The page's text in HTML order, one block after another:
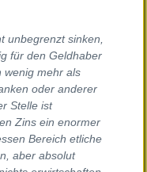
unbegrenzt sinken,
für den Geldhaber
wenig mehr als
oder anderer
Stelle ist
Zins ein enormer
Bereich etliche
aber absolut